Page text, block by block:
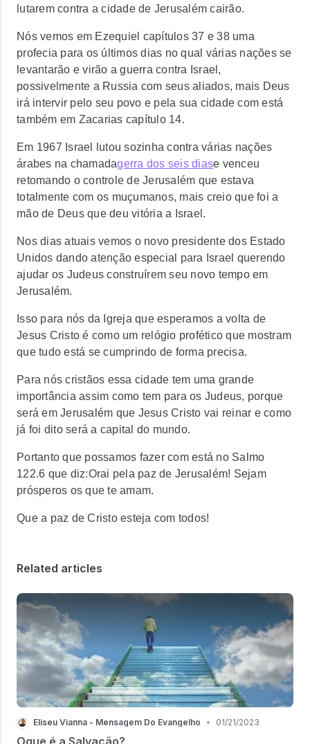
lutarem contra a cidade de Jerusalém cairão.
Nós vemos em Ezequiel capítulos 37 e 38 uma
profecia para os últimos dias no qual várias nações se
levantarão e virão a guerra contra Israel,
possivelmente a Russia com seus aliados, mais Deus
irá intervir pelo seu povo e pela sua cidade com está
também em Zacarias capítulo 14.
Em 1967 Israel lutou sozinha contra várias nações
árabes na chamadagerra dos seis diase venceu
retomando o controle de Jerusalém que estava
totalmente com os muçumanos, mais creio que foi a
mão de Deus que deu vitória a Israel.
Nos dias atuais vemos o novo presidente dos Estado
Unidos dando atenção especial para Israel querendo
ajudar os Judeus construírem seu novo tempo em
Jerusalém.
Isso para nós da Igreja que esperamos a volta de
Jesus Cristo é como um relógio profético que mostram
que tudo está se cumprindo de forma precisa.
Para nós cristãos essa cidade tem uma grande
importância assim como tem para os Judeus, porque
será em Jerusalém que Jesus Cristo vai reinar e como
já foi dito será a capital do mundo.
Portanto que possamos fazer com está no Salmo
122.6 que diz:Orai pela paz de Jerusalém! Sejam
prósperos os que te amam.
Que a paz de Cristo esteja com todos!
Related articles
Eliseu Vianna - Mensagem Do Evangelho • 01/21/2023
Oque é a Salvação?